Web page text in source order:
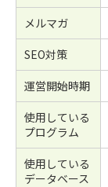
メルマガ
SEO対策
運営開始時期
使用している
プログラム
使用している
データベース